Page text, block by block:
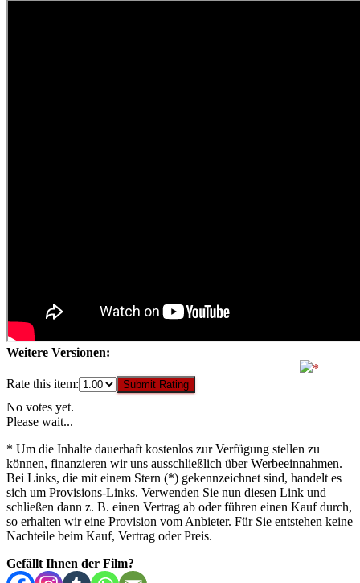
Weitere Versionen:
Rate this item: Submit Rating
No votes yet.
Please wait...
* Um die Inhalte dauerhaft kostenlos zur Verfügung stellen zu
können, finanzieren wir uns ausschließlich über Werbeeinnahmen.
Bei Links, die mit einem Stern (*) gekennzeichnet sind, handelt es
sich um Provisions-Links. Verwenden Sie nun diesen Link und
schließen dann z. B. einen Vertrag ab oder führen einen Kauf durch,
so erhalten wir eine Provision vom Anbieter. Für Sie entstehen keine
Nachteile beim Kauf, Vertrag oder Preis.
Gefällt Ihnen der Film?